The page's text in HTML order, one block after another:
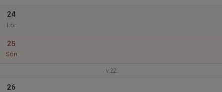
24
Lör
25
Sön
v.22
26